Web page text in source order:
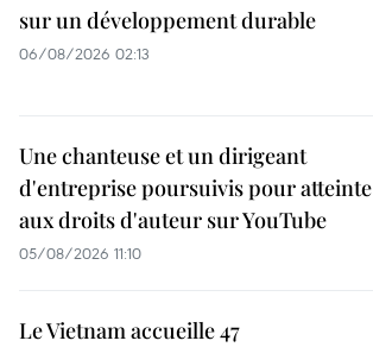
sur un développement durable
06/08/2026 02:13
Une chanteuse et un dirigeant
d'entreprise poursuivis pour atteinte
aux droits d'auteur sur YouTube
05/08/2026 11:10
Le Vietnam accueille 47